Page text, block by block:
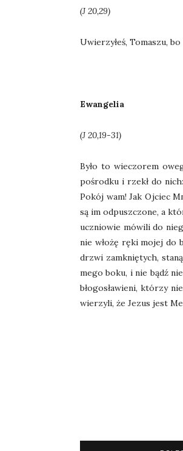
(J 20,29)
Uwierzyłeś, Tomaszu,
Ewangelia
(J 20,19-31)
Było to wieczorem
pośrodku i rzekł do
Pokój wam! Jak Ojciec
są im odpuszczone, a
uczniowie mówili do
nie włożę ręki mojej do
drzwi zamkniętych,
mego boku, i nie bądź
błogosławieni, którzy
wierzyli, że Jezus jest